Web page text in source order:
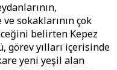
sokaklarının çok
belirten Kepez
görev yılları içerisinde
yeni yeşil alan